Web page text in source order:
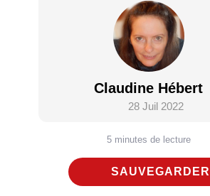
Claudine Hébert
28 Juil 2022
5 minutes de lecture
SAUVEGARDER